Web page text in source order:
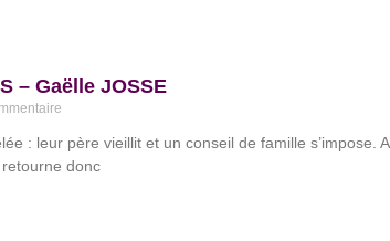
– Gaëlle JOSSE
: leur père vieillit et un conseil de famille s’impose. A
retourne donc